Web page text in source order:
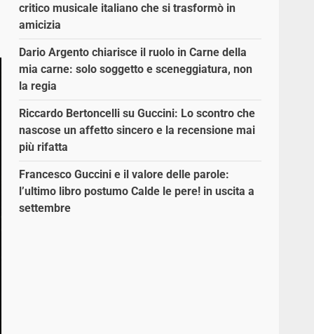
critico musicale italiano che si trasformò in
amicizia
Dario Argento chiarisce il ruolo in Carne della
mia carne: solo soggetto e sceneggiatura, non
la regia
Riccardo Bertoncelli su Guccini: Lo scontro che
nascose un affetto sincero e la recensione mai
più rifatta
Francesco Guccini e il valore delle parole:
l’ultimo libro postumo Calde le pere! in uscita a
settembre